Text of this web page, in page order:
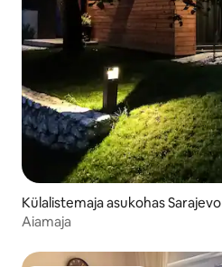
Külalistemaja asukohas Sarajevo
Aiamaja